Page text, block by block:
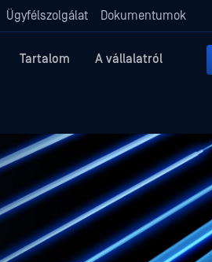
Ügyfélszolgálat Dokumentumok
Tartalom A vállalatról